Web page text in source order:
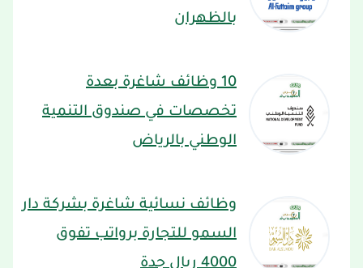
بالظهران
10 وظائف شاغرة بعدة
تخصصات في صندوق التنمية
الوطني بالرياض
وظائف نسائية شاغرة بشركة دار
السمو للتجارة برواتب تفوق
4000 ريال جدة